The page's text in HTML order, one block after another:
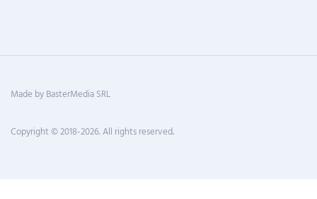
Made by BasterMedia SRL
Copyright © 2018-2026. All rights reserved.